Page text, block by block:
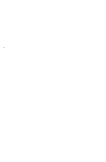
-